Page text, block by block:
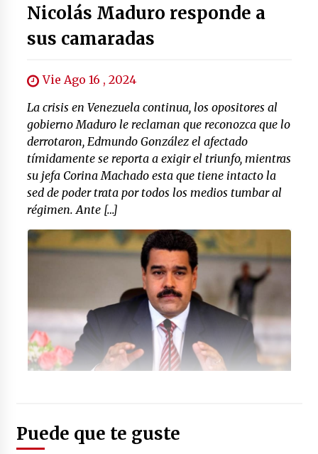
Nicolás Maduro responde a
sus camaradas
Vie Ago 16 , 2024
La crisis en Venezuela continua, los opositores al
gobierno Maduro le reclaman que reconozca que lo
derrotaron, Edmundo González el afectado
tímidamente se reporta a exigir el triunfo, mientras
su jefa Corina Machado esta que tiene intacto la
sed de poder trata por todos los medios tumbar al
régimen. Ante […]
Puede que te guste